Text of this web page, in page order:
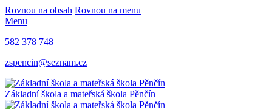
Rovnou na obsah Rovnou na menu
Menu
582 378 748
zspencin@seznam.cz
Základní škola a mateřská škola Pěnčín